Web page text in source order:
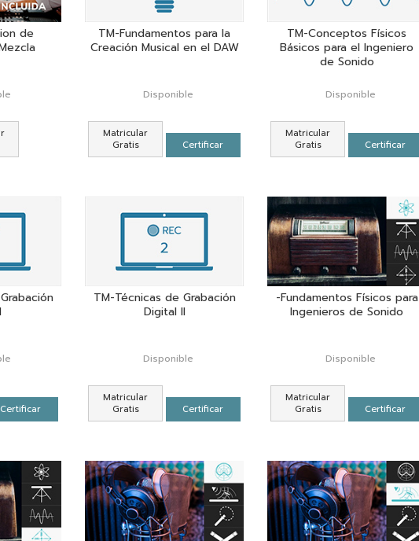
de
TM-Fundamentos para la
Creación Musical en el DAW
Disponible
Matricular
Gratis
Certificar
TM-Conceptos Físicos
Básicos para el Ingeniero
de Sonido
Disponible
Matricular
Gratis
Certificar
Certificar
TM-Técnicas de Grabación
Digital II
Disponible
Matricular
Gratis
Certificar
-Fundamentos Físicos para
Ingenieros de Sonido
Disponible
Matricular
Gratis
Certificar